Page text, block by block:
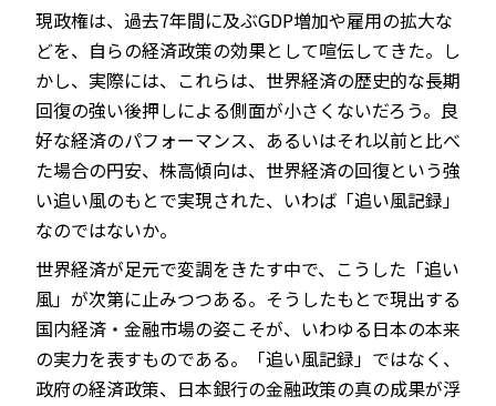
現政権は、過去7年間に及ぶGDP増加や雇用の拡大な
どを、自らの経済政策の効果として喧伝してきた。し
かし、実際には、これらは、世界経済の歴史的な長期
回復の強い後押しによる側面が小さくないだろう。良
好な経済のパフォーマンス、あるいはそれ以前と比べ
た場合の円安、株高傾向は、世界経済の回復という強
い追い風のもとで実現された、いわば「追い風記録」
なのではないか。
世界経済が足元で変調をきたす中で、こうした「追い
風」が次第に止みつつある。そうしたもとで現出する
国内経済・金融市場の姿こそが、いわゆる日本の本来
の実力を表すものである。「追い風記録」ではなく、
政府の経済政策、日本銀行の金融政策の真の成果が浮